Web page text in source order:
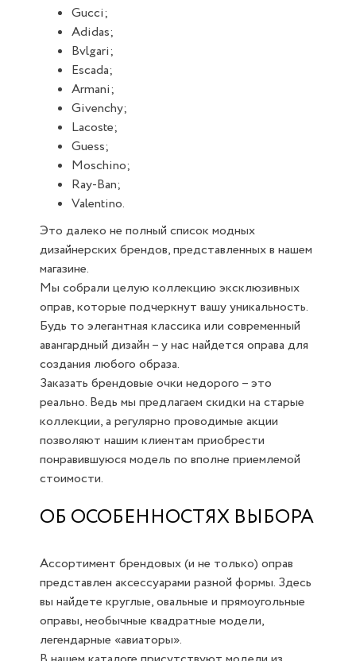
Gucci;
Adidas;
Bvlgari;
Escada;
Armani;
Givenchy;
Lacoste;
Guess;
Moschino;
Ray-Ban;
Valentino.
Это далеко не полный список модных
дизайнерских брендов, представленных в нашем
магазине.
Мы собрали целую коллекцию эксклюзивных
оправ, которые подчеркнут вашу уникальность.
Будь то элегантная классика или современный
авангардный дизайн – у нас найдется оправа для
создания любого образа.
Заказать брендовые очки недорого – это
реально. Ведь мы предлагаем скидки на старые
коллекции, а регулярно проводимые акции
позволяют нашим клиентам приобрести
понравившуюся модель по вполне приемлемой
стоимости.
ОБ ОСОБЕННОСТЯХ ВЫБОРА
Ассортимент брендовых (и не только) оправ
представлен аксессуарами разной формы. Здесь
вы найдете круглые, овальные и прямоугольные
оправы, необычные квадратные модели,
легендарные «авиаторы».